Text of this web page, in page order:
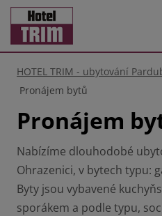
HOTEL TRIM - ubytování
Pronájem bytů
Pronájem
Nabízíme dlouhodobé
Ohrazenici, v bytech typu:
Byty jsou vybavené
sporákem a podle typu,